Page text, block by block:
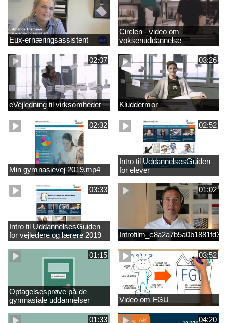
Eux-ernæringsassistent
Circlen - video om
voksenuddannelse
02:07
eVejledning til virksomheder
03:26
Kluddermor
02:32
Min gymnasievej 2019.mp4
02:52
Intro til UddannelsesGuiden
for elever
03:33
Intro til UddannelsesGuiden
for vejledere og lærere 2019
01:02
01:15
Optagelsesprøve på de
gymnasiale uddannelser
03:52
Video om FGU
01:33 04:20